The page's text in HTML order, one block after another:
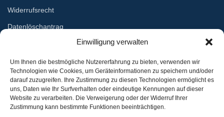
Einwilligung verwalten
Um Ihnen die bestmögliche Nutzererfahrung zu bieten, verwenden wir
Technologien wie Cookies, um Geräteinformationen zu speichern und/oder
darauf zuzugreifen. Ihre Zustimmung zu diesen Technologien ermöglicht es
uns, Daten wie Ihr Surfverhalten oder eindeutige Kennungen auf dieser
Website zu verarbeiten. Die Verweigerung oder der Widerruf Ihrer
Zustimmung kann bestimmte Funktionen beeinträchtigen.
Widerrufsrecht
Datenlöschantrag
Services
Lieferung
Umtausch
Rückgabe